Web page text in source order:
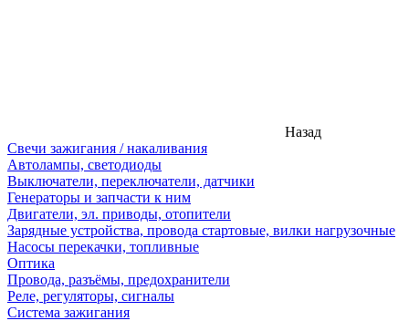
Назад
Свечи зажигания / накаливания
Автолампы, светодиоды
Выключатели, переключатели, датчики
Генераторы и запчасти к ним
Двигатели, эл. приводы, отопители
Зарядные устройства, провода стартовые, вилки нагрузочные
Насосы перекачки, топливные
Оптика
Провода, разъёмы, предохранители
Реле, регуляторы, сигналы
Система зажигания